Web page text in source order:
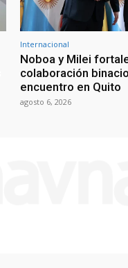
Internacional
Noboa y Milei
colaboración
encuentro en Quito
agosto 6, 2026